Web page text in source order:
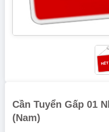
Cần Tuyển Gấp 01
(nam)